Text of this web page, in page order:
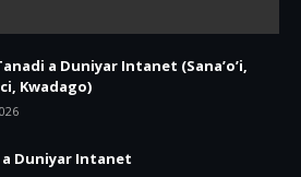
a Duniyar Intanet (Sana’o’i,
Kwadago)
Duniyar Intanet